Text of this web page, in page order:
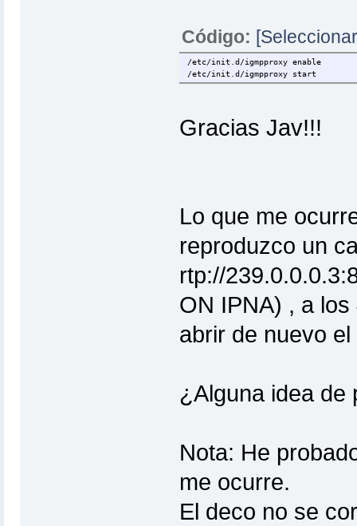
Código:
/etc/init.d/igmpproxy enable
/etc/init.d/igmpproxy start
Gracias Jav!!!
Lo que me
reproduzco un
rtp://
ON IPNA) , a
abrir de nuevo el
¿Alguna idea de
Nota: He
me ocurre.
El deco no se